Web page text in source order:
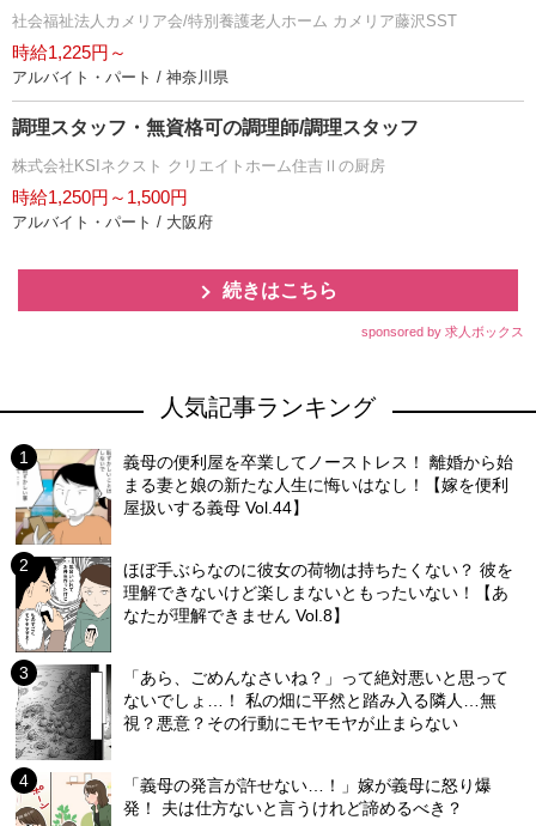
社会福祉法人カメリア会/特別養護老人ホーム カメリア藤沢SST
時給1,225円～
アルバイト・パート / 神奈川県
調理スタッフ・無資格可の調理師/調理スタッフ
株式会社KSIネクスト クリエイトホーム住吉Ⅱの厨房
時給1,250円～1,500円
アルバイト・パート / 大阪府
続きはこちら
sponsored by 求人ボックス
人気記事ランキング
義母の便利屋を卒業してノーストレス！ 離婚から始
まる妻と娘の新たな人生に悔いはなし！【嫁を便利
屋扱いする義母 Vol.44】
ほぼ手ぶらなのに彼女の荷物は持ちたくない？ 彼を
理解できないけど楽しまないともったいない！【あ
なたが理解できません Vol.8】
「あら、ごめんなさいね？」って絶対悪いと思って
ないでしょ…！ 私の畑に平然と踏み入る隣人…無
視？悪意？その行動にモヤモヤが止まらない
「義母の発言が許せない…！」嫁が義母に怒り爆
発！ 夫は仕方ないと言うけれど諦めるべき？